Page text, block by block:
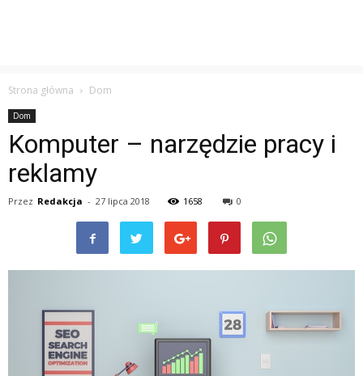
Strona główna Dom
Dom
Komputer – narzędzie pracy i
reklamy
Przez Redakcja - 27 lipca 2018 1658 0